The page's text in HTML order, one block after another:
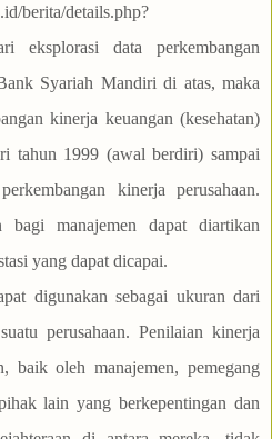
berita/details.php?
eksplorasi data perkembangan
Syariah Mandiri di atas, maka
kinerja keuangan (kesehatan)
tahun 1999 (awal berdiri) sampai
kinerja perusahaan.
bagi manajemen dapat diartikan
yang dapat dicapai.
digunakan sebagai ukuran dari
perusahaan. Penilaian kinerja
baik oleh manajemen, pemegang
lain yang berkepentingan dan